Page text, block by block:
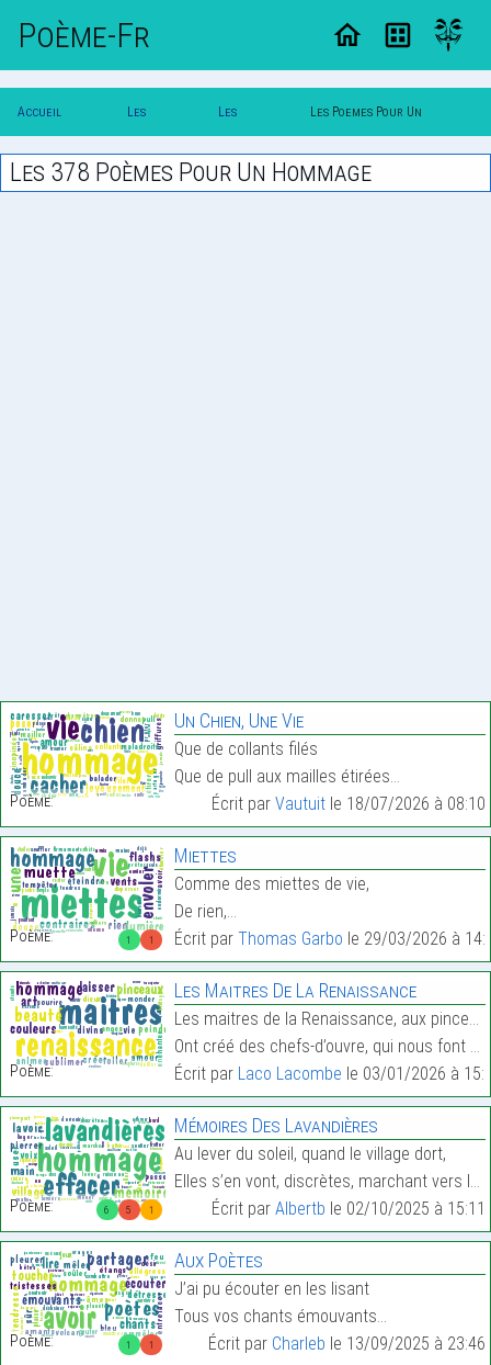
Poème-Fr
Accueil
Poesie
Les
Poemes
Les
Themes
Les Poemes Pour Un
Les 378 Poèmes Pour Un Hommage
Poème:
Un Chien, Une Vie
Que de collants filés
Que de pull aux mailles étirées…
Écrit par Vautuitle 18/07/2026 à 08:10
1 1
Poème:
Miettes
Comme des miettes de vie,
De rien,…
Écrit par Thomas Garbo le 29/03/2026 à
Poème:
Les Maitres De La Renaissance
Les maitres de la Renaissance, aux pinceaux divins
Ont créé des chefs-d’ouvre, qui nous font rever en…
Écrit par Laco Lacombe le 03/01/2026 à
6 5 1
Poème:
Mémoires Des Lavandières
Au lever du soleil, quand le village dort,
Elles s’en vont, discrètes, marchant vers le port.…
Écrit par Albertb le 02/10/2025 à 15:11
1 1
Poème:
Aux Poètes
J’ai pu écouter en les lisant
Tous vos chants émouvants…
Écrit par Charleb le 13/09/2025 à 23:46